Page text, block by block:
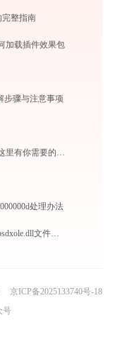
整指南
加载插件效果包
步骤与注意事项
佳能MG6380打印机驱动如何下载安装？这里有你需要的所有信息
处理办法
autodesk artcam ArtCAMPro.exe提示缺少libsdxole.dll文件的解决办法
京ICP备2025133740号-18
号